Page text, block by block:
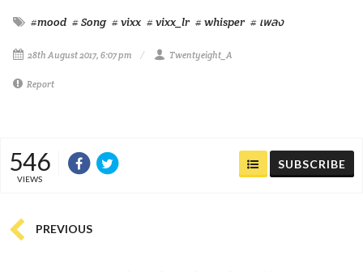
#mood # Song # vixx # vixx_lr # whisper # เพลง
28th August 2017, 6:07 pm Twentyeight_A
Report
546
VIEWS
SUBSCRIBE
PREVIOUS